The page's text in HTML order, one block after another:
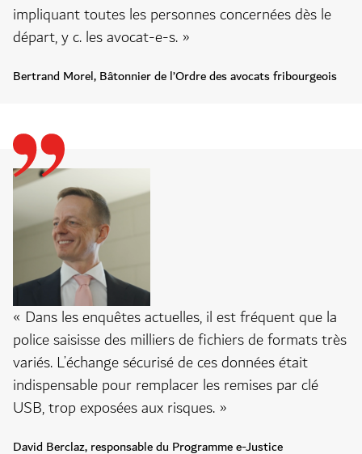
impliquant toutes les personnes concernées dès le
départ, y c. les avocat-e-s. »
Bertrand Morel, Bâtonnier de l’Ordre des avocats fribourgeois
« Dans les enquêtes actuelles, il est fréquent que la
police saisisse des milliers de fichiers de formats très
variés. L’échange sécurisé de ces données était
indispensable pour remplacer les remises par clé
USB, trop exposées aux risques. »
David Berclaz, responsable du Programme e-Justice